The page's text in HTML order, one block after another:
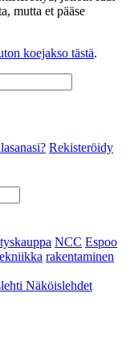
mutta et pääse
koejakso tästä.
Rekisteröidy
NCC Espoo
rakentaminen
Näköislehdet